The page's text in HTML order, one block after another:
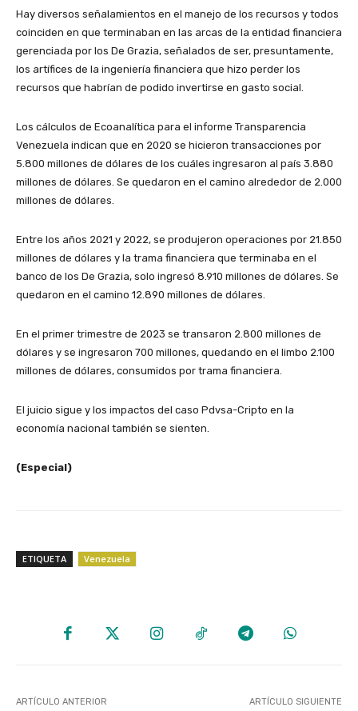
Hay diversos señalamientos en el manejo de los recursos y todos
coinciden en que terminaban en las arcas de la entidad financiera
gerenciada por los De Grazia, señalados de ser, presuntamente,
los artífices de la ingeniería financiera que hizo perder los
recursos que habrían de podido invertirse en gasto social.
Los cálculos de Ecoanalítica para el informe Transparencia
Venezuela indican que en 2020 se hicieron transacciones por
5.800 millones de dólares de los cuáles ingresaron al país 3.880
millones de dólares. Se quedaron en el camino alrededor de 2.000
millones de dólares.
Entre los años 2021 y 2022, se produjeron operaciones por 21.850
millones de dólares y la trama financiera que terminaba en el
banco de los De Grazia, solo ingresó 8.910 millones de dólares. Se
quedaron en el camino 12.890 millones de dólares.
En el primer trimestre de 2023 se transaron 2.800 millones de
dólares y se ingresaron 700 millones, quedando en el limbo 2.100
millones de dólares, consumidos por trama financiera.
El juicio sigue y los impactos del caso Pdvsa-Cripto en la
economía nacional también se sienten.
(Especial)
ETIQUETA Venezuela
ARTÍCULO ANTERIOR ARTÍCULO SIGUIENTE